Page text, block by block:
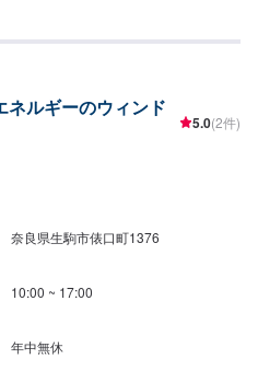
天時に視界をさまたあげつぎらつく
ネルギーのウィンド
5.0(2件)
奈良県生駒市俵口町1376
10:00 ~ 17:00
年中無休